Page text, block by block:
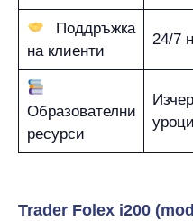
Поддръжка
на клиенти
24/7
Образователни
ресурси
уроци
Trader Folex i200